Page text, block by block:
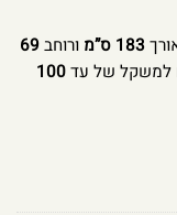
183 ס”מ ורוחב69
למשקל של עד100